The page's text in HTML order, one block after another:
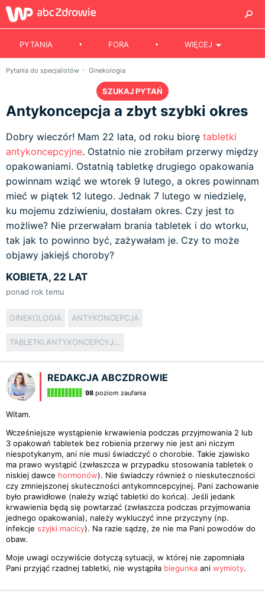
PYTANIA FORA WIĘCEJ
Pytania do specjalistów Ginekologia
SZUKAJ PYTAŃ
Antykoncepcja a zbyt szybki okres
Dobry wieczór! Mam 22 lata, od roku biorę tabletki
antykoncepcyjne. Ostatnio nie zrobiłam przerwy między
opakowaniami. Ostatnią tabletkę drugiego opakowania
powinnam wziąć we wtorek 9 lutego, a okres powinnam
mieć w piątek 12 lutego. Jednak 7 lutego w niedzielę,
ku mojemu zdziwieniu, dostałam okres. Czy jest to
możliwe? Nie przerwałam brania tabletek i do wtorku,
tak jak to powinno być, zażywałam je. Czy to może
objawy jakiejś choroby?
KOBIETA, 22 LAT
ponad rok temu
GINEKOLOGIA ANTYKONCEPCJA
TABLETKI ANTYKONCEPCYJNE
REDAKCJA ABCZDROWIE
98 poziom zaufania
Witam.
Wcześniejsze wystąpienie krwawienia podczas przyjmowania 2 lub
3 opakowań tabletek bez robienia przerwy nie jest ani niczym
niespotykanym, ani nie musi świadczyć o chorobie. Takie zjawisko
ma prawo wystąpić (zwłaszcza w przypadku stosowania tabletek o
niskiej dawce hormonów). Nie świadczy również o nieskuteczności
czy zmniejszonej skuteczności antykomncepcyjnej. Pani zachowanie
było prawidłowe (należy wziąć tabletki do końca). Jeśli jedank
krwawienia będą się powtarzać (zwłaszcza podczas przyjmowania
jednego opakowania), należy wykluczyć inne przyczyny (np.
infekcje szyjki macicy). Na razie sądzę, że nie ma Pani powodów do
obaw.
Moje uwagi oczywiście dotyczą sytuacji, w której nie zapomniała
Pani przyjąć rzadnej tabletki, nie wystąpiła biegunka ani wymioty.